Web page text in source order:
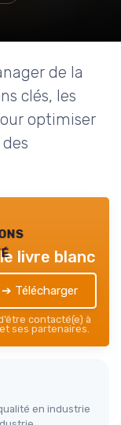
de la
clés, les
optimiser
livre blanc
➔ Télécharger
contacté(e) à
et ses partenaires.
en industrie